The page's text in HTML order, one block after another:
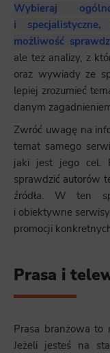
Wybieraj
i
możliwość
ale też analizy, z
oraz wywiady ze
lepiej zrozumieć
danym
Zwróć uwagę na
temat samego
jaki jest jego cel.
sprawdzić autorów
źródła. W ten
i obiektywne
promocji
Prasa i
Prasa branżowa to
Jeżeli jesteś na